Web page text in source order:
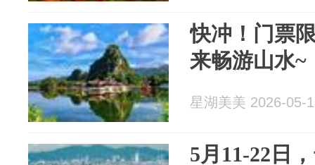
快冲！门票
来畅游山水~
星湖美美 2026-05-
5月11-22日